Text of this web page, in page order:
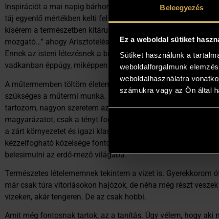
Beleegyezés
Ez a weboldal sütiket
Sütiket használunk a
weboldalforgalmunk
weboldalhasználatra
számukra vagy az Ön által
Inspirációt a mai napig bárhonnan képes vagyok meríteni.
táj egyenlő mértékben kelti fel adott esetben az
kísérem a természetben kitárulkozó állatvilágot. Úgy
mozgató…” ahogy Arisztotelész állította ott van a teremtett
Ennek az isteni létezésnek a bizonyítékát látom egy kecses
vadkanban éppúgy, miképpen egy csinos női arcélben vagy
A műtermemben töltöm életem jelentős részét. Mivel nem
szükséges a műtermi munka. Ilyenkor gyakran hallgatok
tartozom, nagyon szeretem az ortodox keleti keresztény
magyarázatot, csak a tényt fogadtam el. Ugyanakkor
a zárt környezetet és igazi klasszikus plein air körülmények
kézzelfogható közelsége fontos a számomra. Szeretek
belesimulni az erdő-mező világába.
Természetes lételememnek tekintem a vizet is. Gyerekkorom
már csak túra vitorlásokon hajózok, de néha még részt
vizeken, akár tengeren. De az csak hobbi.
Amit még fontosnak tartok, az a tanítás. Úgy vélem, hogy aki